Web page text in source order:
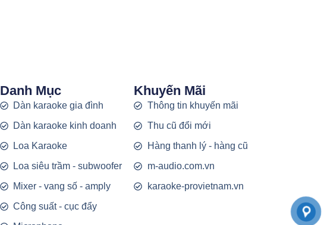
Danh Mục
Dàn karaoke gia đình
Dàn karaoke kinh doanh
Loa Karaoke
Loa siêu trầm - subwoofer
Mixer - vang số - amply
Công suất - cục đẩy
Khuyến Mãi
Thông tin khuyến mãi
Thu cũ đổi mới
Hàng thanh lý - hàng cũ
m-audio.com.vn
karaoke-provietnam.vn